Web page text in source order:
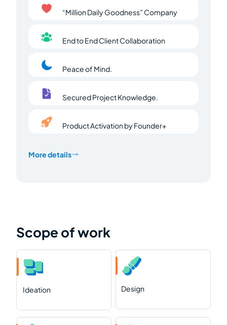
“Million Daily Goodness” Company
End to End Client Collaboration
Peace of Mind.
Secured Project Knowledge.
Product Activation by Founder+
More details
Scope of work
Ideation Design